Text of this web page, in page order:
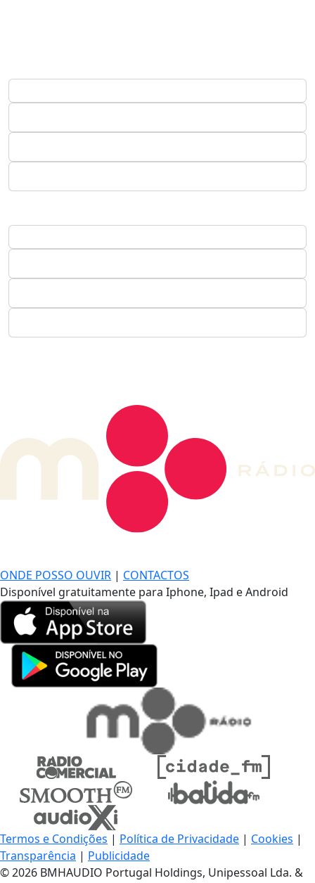
ONDE POSSO OUVIR | CONTACTOS
Disponível gratuitamente para Iphone, Ipad e Android
Termos e Condições | Política de Privacidade | Cookies |
Transparência | Publicidade
© 2026 BMHAUDIO Portugal Holdings, Unipessoal Lda. &